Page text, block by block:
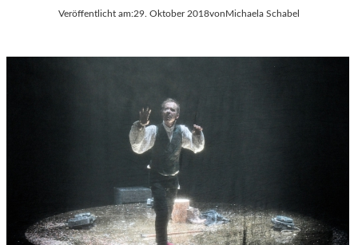
Veröffentlicht am:29. Oktober 2018vonMichaela Schabel